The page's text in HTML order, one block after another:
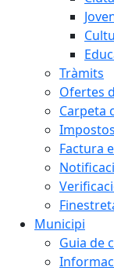
Tràmits
Ofertes
Carpeta
Impostos
Factura
Municipi
Guia de